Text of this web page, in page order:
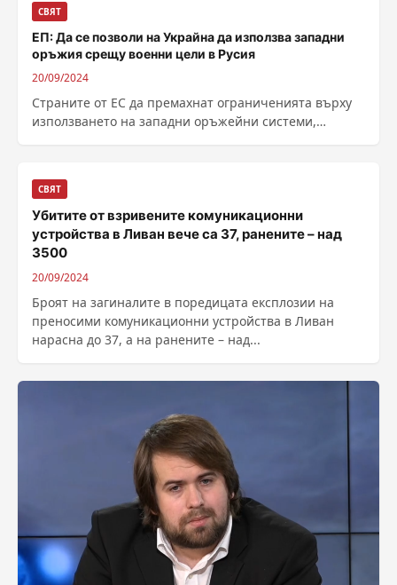
СВЯТ
ЕП: Да се позволи на Украйна да използва западни
оръжия срещу военни цели в Русия
20/09/2024
Страните от ЕС да премахнат ограниченията върху
използването на западни оръжейни системи,
СВЯТ
Убитите от взривените комуникационни
устройства в Ливан вече са 37, ранените – над
3500
20/09/2024
Броят на загиналите в поредицата експлозии на
преносими комуникационни устройства в Ливан
нарасна до 37, а на ранените – над...